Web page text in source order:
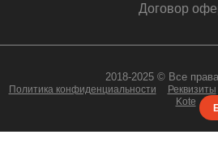
Договор
2018-2025 © Все
Политика конфиденциальности Реквизиты
Kote